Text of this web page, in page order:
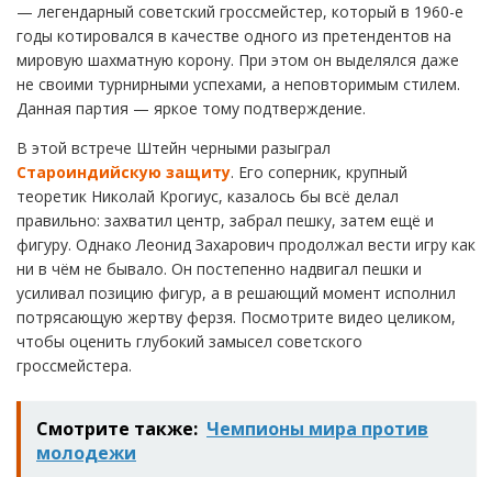
— легендарный советский гроссмейстер, который в 1960-е
годы котировался в качестве одного из претендентов на
мировую шахматную корону. При этом он выделялся даже
не своими турнирными успехами, а неповторимым стилем.
Данная партия — яркое тому подтверждение.
В этой встрече Штейн черными разыграл
Староиндийскую защиту. Его соперник, крупный
теоретик Николай Крогиус, казалось бы всё делал
правильно: захватил центр, забрал пешку, затем ещё и
фигуру. Однако Леонид Захарович продолжал вести игру как
ни в чём не бывало. Он постепенно надвигал пешки и
усиливал позицию фигур, а в решающий момент исполнил
потрясающую жертву ферзя. Посмотрите видео целиком,
чтобы оценить глубокий замысел советского
гроссмейстера.
Смотрите также: Чемпионы мира против
молодежи